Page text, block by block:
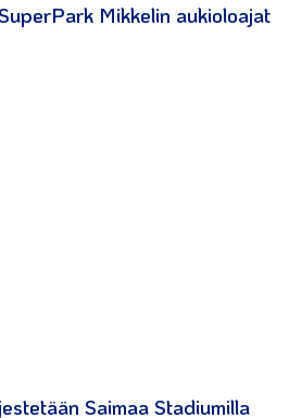
Mikkelin aukioloajat
Saimaa Stadiumilla